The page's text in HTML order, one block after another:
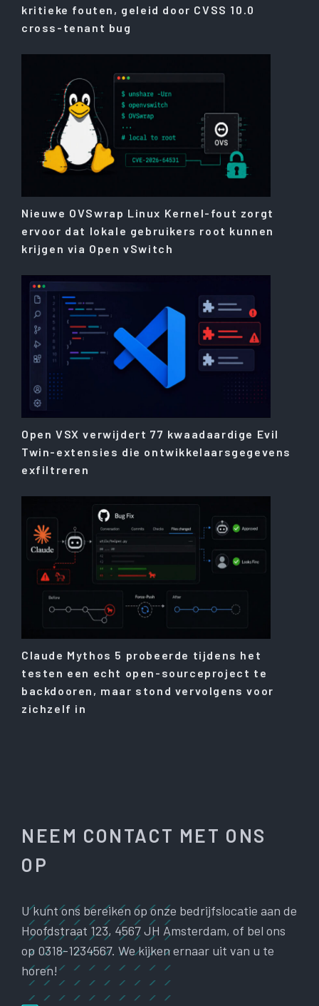
kritieke fouten, geleid door CVSS 10.0
cross-tenant bug
Nieuwe OVSwrap Linux Kernel-fout zorgt
ervoor dat lokale gebruikers root kunnen
krijgen via Open vSwitch
Open VSX verwijdert 77 kwaadaardige Evil
Twin-extensies die ontwikkelaarsgegevens
exfiltreren
Claude Mythos 5 probeerde tijdens het
testen een echt open-sourceproject te
backdooren, maar stond vervolgens voor
zichzelf in
NEEM CONTACT MET ONS
OP
U kunt ons bereiken op onze bedrijfslocatie aan de
Hoofdstraat 123, 4567 JH Amsterdam, of bel ons
op 0318-1234567. We kijken ernaar uit van u te
horen!